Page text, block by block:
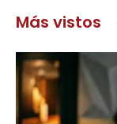
Más vistos